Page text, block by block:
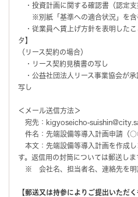
・投資計画に関する確認書（認定支
※別紙「基準への適合状況」を含
・従業員へ賃上げ方針を表明した
タ】
（リース契約の場合）
・リース契約見積書の写し
・公益社団法人リース事業協会が
写し
＜メール送信方法＞
宛先：kigyoseicho-
件名：先端設備等導入計画申請（
本文：先端設備等導入計画を作成
す。返信用の封筒については郵送しま
※ 会社名、担当者名、連絡先を明
【郵送又は持参によりご提出いただく